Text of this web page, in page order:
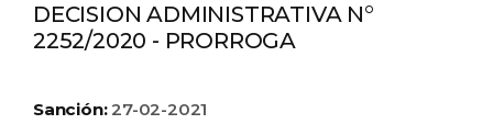
DECISION ADMINISTRATIVA N°
2252/2020 - PRORROGA
Sanción: 27-02-2021